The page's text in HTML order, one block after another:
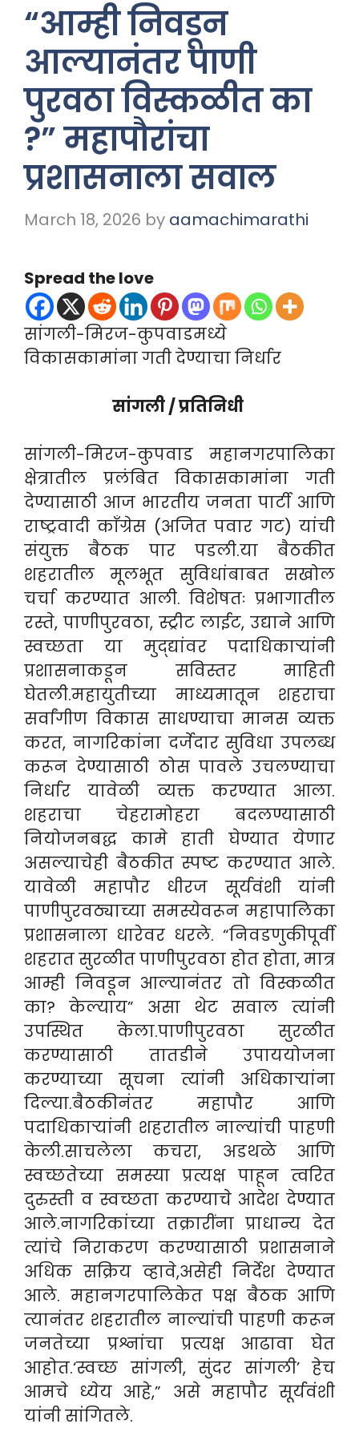
“आम्ही निवडून
आल्यानंतर पाणी
पुरवठा विस्कळीत का
?” महापौरांचा
प्रशासनाला सवाल
March 18, 2026 by aamachimarathi
Spread the love
सांगली-मिरज-कुपवाडमध्ये
विकासकामांना गती देण्याचा निर्धार
सांगली / प्रतिनिधी
सांगली-मिरज-कुपवाड महानगरपालिका
क्षेत्रातील प्रलंबित विकासकामांना गती
देण्यासाठी आज भारतीय जनता पार्टी आणि
राष्ट्रवादी काँग्रेस (अजित पवार गट) यांची
संयुक्त बैठक पार पडली.या बैठकीत
शहरातील मूलभूत सुविधांबाबत सखोल
चर्चा करण्यात आली. विशेषतः प्रभागातील
रस्ते, पाणीपुरवठा, स्ट्रीट लाईट, उद्याने आणि
स्वच्छता या मुद्द्यांवर पदाधिकाऱ्यांनी
प्रशासनाकडून सविस्तर माहिती
घेतली.महायुतीच्या माध्यमातून शहराचा
सर्वांगीण विकास साधण्याचा मानस व्यक्त
करत, नागरिकांना दर्जेदार सुविधा उपलब्ध
करून देण्यासाठी ठोस पावले उचलण्याचा
निर्धार यावेळी व्यक्त करण्यात आला.
शहराचा चेहरामोहरा बदलण्यासाठी
नियोजनबद्ध कामे हाती घेण्यात येणार
असल्याचेही बैठकीत स्पष्ट करण्यात आले.
यावेळी महापौर धीरज सूर्यवंशी यांनी
पाणीपुरवठ्याच्या समस्येवरून महापालिका
प्रशासनाला धारेवर धरले. “निवडणुकीपूर्वी
शहरात सुरळीत पाणीपुरवठा होत होता, मात्र
आम्ही निवडून आल्यानंतर तो विस्कळीत
का? केल्याय” असा थेट सवाल त्यांनी
उपस्थित केला.पाणीपुरवठा सुरळीत
करण्यासाठी तातडीने उपाययोजना
करण्याच्या सूचना त्यांनी अधिकाऱ्यांना
दिल्या.बैठकीनंतर महापौर आणि
पदाधिकाऱ्यांनी शहरातील नाल्यांची पाहणी
केली.साचलेला कचरा, अडथळे आणि
स्वच्छतेच्या समस्या प्रत्यक्ष पाहून त्वरित
दुरुस्ती व स्वच्छता करण्याचे आदेश देण्यात
आले.नागरिकांच्या तक्रारींना प्राधान्य देत
त्यांचे निराकरण करण्यासाठी प्रशासनाने
अधिक सक्रिय व्हावे,असेही निर्देश देण्यात
आले. महानगरपालिकेत पक्ष बैठक आणि
त्यानंतर शहरातील नाल्यांची पाहणी करून
जनतेच्या प्रश्नांचा प्रत्यक्ष आढावा घेत
आहोत.‘स्वच्छ सांगली, सुंदर सांगली’ हेच
आमचे ध्येय आहे,” असे महापौर सूर्यवंशी
यांनी सांगितले.